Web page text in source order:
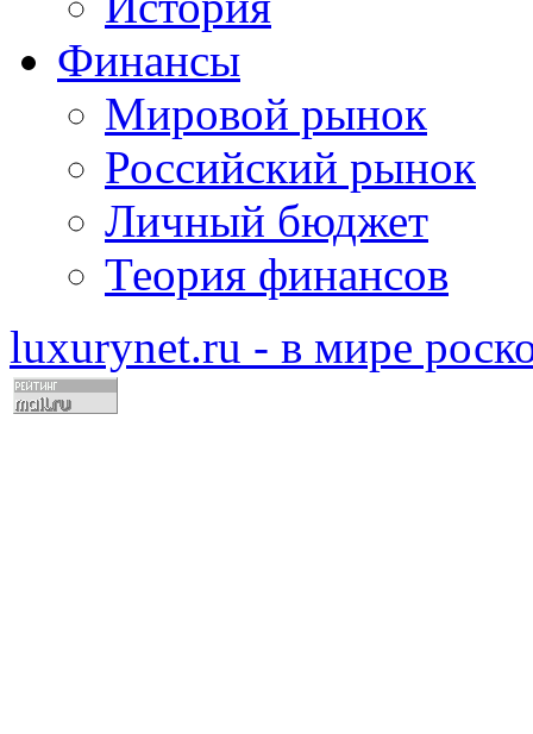
Финансы
Мировой рынок
Российский рынок
Личный бюджет
Теория финансов
luxurynet.ru - в мире